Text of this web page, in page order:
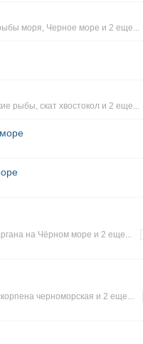
моря, Черное море и 2 еще...
рыбы,скат хвостокол и 2 еще...
на Чёрном море и 2 еще...
черноморская и 2 еще...